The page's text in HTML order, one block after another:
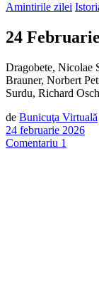
Amintirile zilei
24
Dragobete, Nicolae
Brauner, Norbert
Surdu, Richard
de Bunicuţa Virtuală
24 februarie 2026
Comentariu 1